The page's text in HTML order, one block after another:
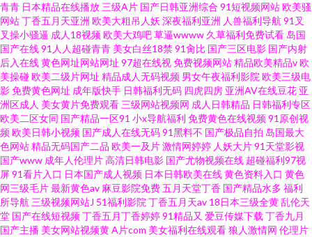
青青 日本精品在线播放 三级A片 国产日韩亚洲综合 91短视频网站欧美骚
网站丁香五月天亚洲 欧美大粗吊人妖 深夜福利亚洲 人兽福利导航 91叉
叉操小骚逼 成人18视频欧美大鸡吧草逼wwww 久草福利免费试看 岛国
国产在线91人人超碰青青 美女白丝18禁91肏比 国产三区电影 国产内射
后入在线黄色网址网站网址 97超在线视免费视频网站精品欧美精品v欧
美操碰欧美二级片网址 精品成人无码视频 男女午夜福利影院 欧美三级电
影免费黄色网址 成年版快手 日韩福利无码 四虎四房 亚洲AV在线豆花 亚
洲区成人 美女黄片免费观看 三级网站视频网 成人日韩精品 日韩福利专区
欧美二区女同 国产精品一区91 小x导航福利 免费黄色在线视频91原创视
频欧美日韩小视频 国产成人在线无码91黑料不 国产极品自拍 岛国最大
色网站精品无码国产二品 欧美一及片激情网婷婷 人妖大片91天堂影视
国产www 成年人伦理片高清日韩电影 国产尤物视频在线 超碰福利97视
屏91看片入口 日本国产成人视频 日本日韩欧美在线黄色资料入口 黄色
网三级毛片最新黄色av 麻豆影院免费五月天堂丁香 国产精品水多 福利
所导航 三级视频网站J 51福利影院 丁香五月天av 18日本三级全黄乱伦天
堂 国产在线短视频丁香五月丁香婷婷91精品又 爱豆传媒下载 丁香九月
国产主播 美女网站视频黄A片com 美女福利在线观看狼人激情网 伦理片